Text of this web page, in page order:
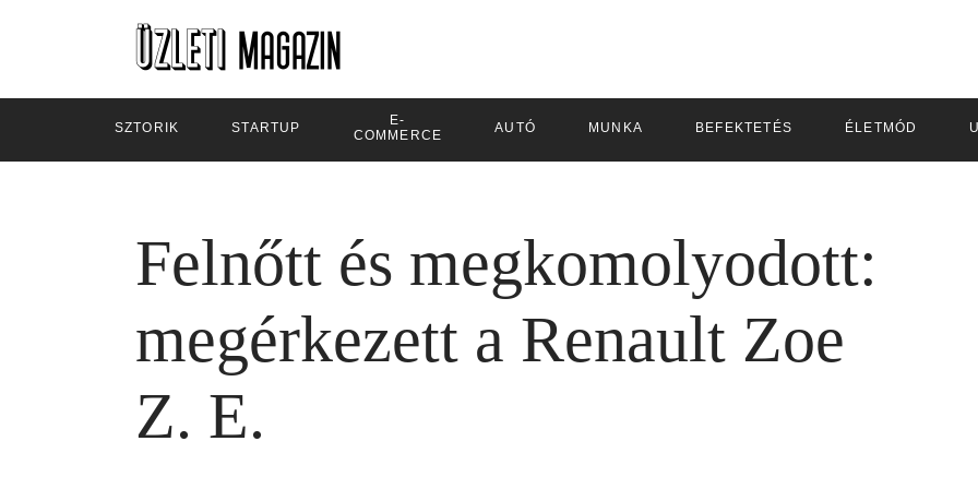
SZTORIK STARTUP
E-
COMMERCE
AUTÓ MUNKA BEFEKTETÉS ÉLETMÓD
Felnőtt és megkomolyodott:
megérkezett a Renault Zoe
Z. E.